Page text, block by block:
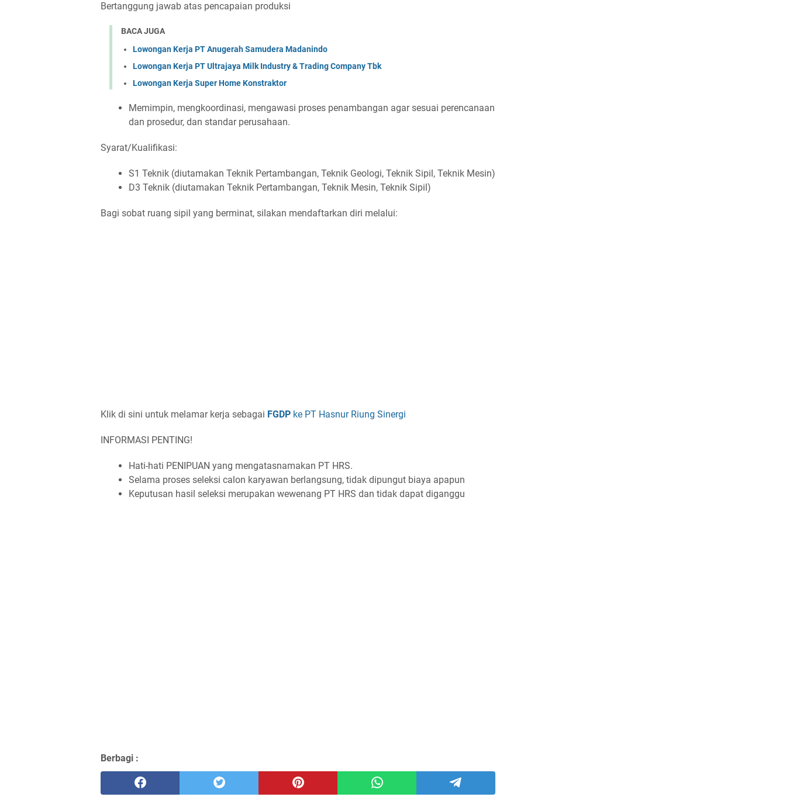
Bertanggung jawab atas pencapaian produksi
BACA JUGA
Lowongan Kerja PT Anugerah Samudera Madanindo
Lowongan Kerja PT Ultrajaya Milk Industry & Trading Company Tbk
Lowongan Kerja Super Home Konstraktor
Memimpin, mengkoordinasi, mengawasi proses penambangan agar sesuai perencanaan
dan prosedur, dan standar perusahaan.
Syarat/Kualifikasi:
S1 Teknik (diutamakan Teknik Pertambangan, Teknik Geologi, Teknik Sipil, Teknik Mesin)
D3 Teknik (diutamakan Teknik Pertambangan, Teknik Mesin, Teknik Sipil)
Bagi sobat ruang sipil yang berminat, silakan mendaftarkan diri melalui:
Klik di sini untuk melamar kerja sebagai FGDP ke PT Hasnur Riung Sinergi
INFORMASI PENTING!
Hati-hati PENIPUAN yang mengatasnamakan PT HRS.
Selama proses seleksi calon karyawan berlangsung, tidak dipungut biaya apapun
Keputusan hasil seleksi merupakan wewenang PT HRS dan tidak dapat diganggu
Berbagi :